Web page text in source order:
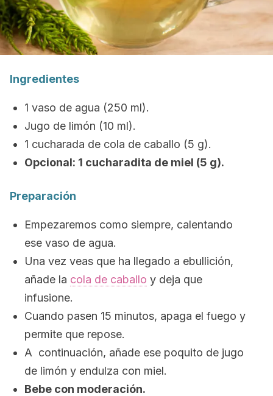
Ingredientes
1 vaso de agua (250 ml).
Jugo de limón (10 ml).
1 cucharada de cola de caballo (5 g).
Opcional: 1 cucharadita de miel (5 g).
Preparación
Empezaremos como siempre, calentando
ese vaso de agua.
Una vez veas que ha llegado a ebullición,
añade la cola de caballo y deja que
infusione.
Cuando pasen 15 minutos, apaga el fuego y
permite que repose.
A continuación, añade ese poquito de jugo
de limón y endulza con miel.
Bebe con moderación.